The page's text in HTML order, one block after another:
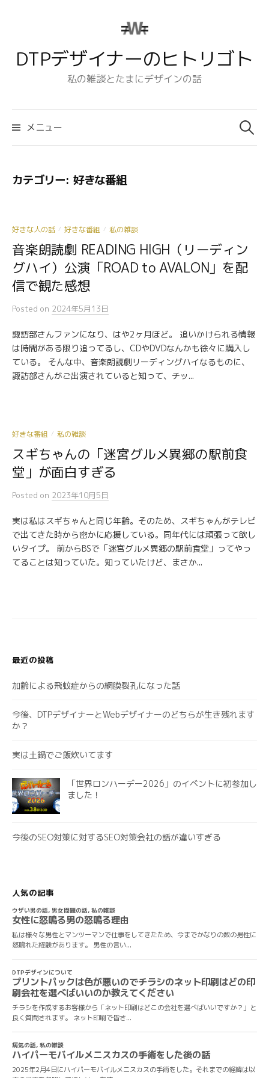
ン
キ
DTPデザイナーのヒトリゴト
私の雑談とたまにデザインの話
メニュー
検
索:
カテゴリー: 好きな番組
好きな人の話 / 好きな番組 / 私の雑談
音楽朗読劇 READING HIGH（リーディン
グハイ）公演「ROAD to AVALON」を配
信で観た感想
Posted on 2024年5月13日
諏訪部さんファンになり、はや2ヶ月ほど。 追いかけられる情報
は時間がある限り追ってるし、CDやDVDなんかも徐々に購入し
ている。 そんな中、音楽朗読劇リーディングハイなるものに、
諏訪部さんがご出演されていると知って、チッ...
好きな番組 / 私の雑談
スギちゃんの「迷宮グルメ異郷の駅前食
堂」が面白すぎる
Posted on 2023年10月5日
実は私はスギちゃんと同じ年齢。そのため、スギちゃんがテレビ
で出てきた時から密かに応援している。同年代には頑張って欲し
いタイプ。 前からBSで「迷宮グルメ異郷の駅前食堂」ってやっ
てることは知っていた。知っていたけど、まさか...
最近の投稿
加齢による飛蚊症からの網膜裂孔になった話
今後、DTPデザイナーとWebデザイナーのどちらが生き残れます
か？
実は土鍋でご飯炊いてます
「世界ロンハーデー2026」のイベントに初参加し
ました！
今後のSEO対策に対するSEO対策会社の話が違いすぎる
人気の記事